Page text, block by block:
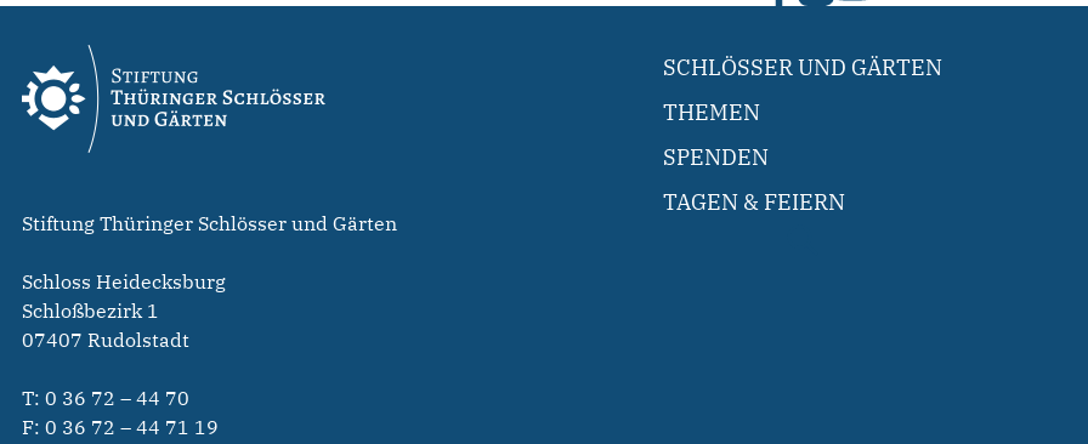
Stiftung Thüringer Schlösser und Gärten
Schloss Heidecksburg
Schloßbezirk 1
07407 Rudolstadt
T: 0 36 72 – 44 70
F: 0 36 72 – 44 71 19
SCHLÖSSER UND GÄRTEN
THEMEN
SPENDEN
TAGEN & FEIERN